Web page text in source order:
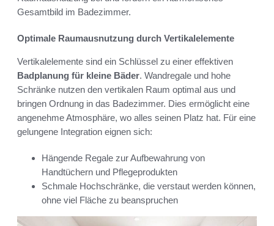
Gesamtbild im Badezimmer.
Optimale Raumausnutzung durch Vertikalelemente
Vertikalelemente sind ein Schlüssel zu einer effektiven
Badplanung für kleine Bäder. Wandregale und hohe
Schränke nutzen den vertikalen Raum optimal aus und
bringen Ordnung in das Badezimmer. Dies ermöglicht eine
angenehme Atmosphäre, wo alles seinen Platz hat. Für eine
gelungene Integration eignen sich:
Hängende Regale zur Aufbewahrung von
Handtüchern und Pflegeprodukten
Schmale Hochschränke, die verstaut werden können,
ohne viel Fläche zu beanspruchen